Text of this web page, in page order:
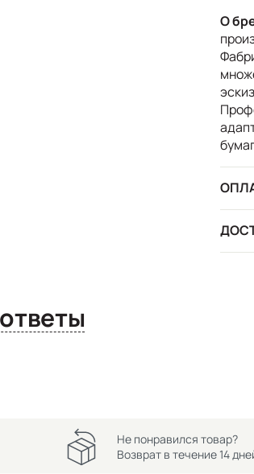
О
Вопросы и ответы
Не понравился товар?
Возврат в течение 14